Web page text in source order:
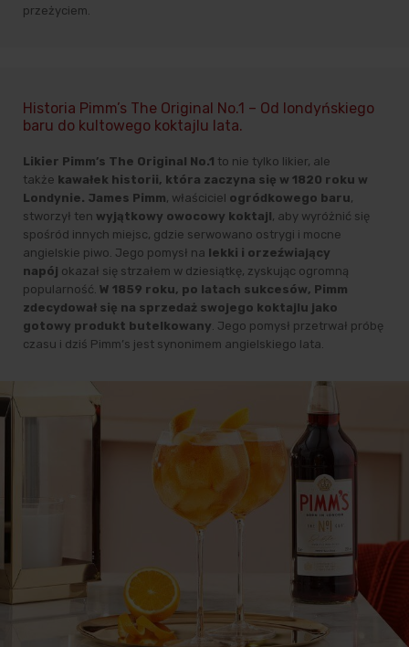
przeżyciem.
Historia Pimm’s The Original No.1 – Od londyńskiego
baru do kultowego koktajlu lata.
Likier Pimm’s The Original No.1 to nie tylko likier, ale
także kawałek historii, która zaczyna się w 1820 roku w
Londynie. James Pimm, właściciel ogródkowego baru,
stworzył ten wyjątkowy owocowy koktajl, aby wyróżnić się
spośród innych miejsc, gdzie serwowano ostrygi i mocne
angielskie piwo. Jego pomysł na lekki i orzeźwiający
napój okazał się strzałem w dziesiątkę, zyskując ogromną
popularność. W 1859 roku, po latach sukcesów, Pimm
zdecydował się na sprzedaż swojego koktajlu jako
gotowy produkt butelkowany . Jego pomysł przetrwał próbę
czasu i dziś Pimm’s jest synonimem angielskiego lata.